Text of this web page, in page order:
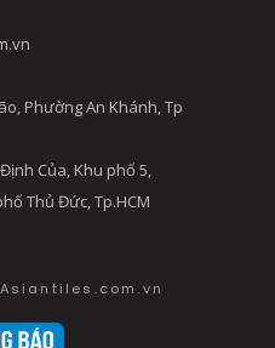
Phường An Khánh, Tp
Của, Khu phố 5,
Thủ Đức, Tp.HCM